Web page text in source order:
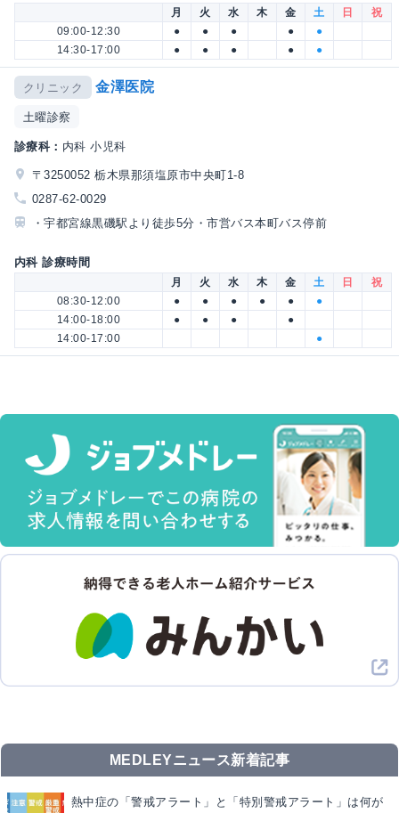
月 火 水 木 金 土 日
祝
09:00-12:30
● ● ● ●
●
14:30-17:00
● ● ● ● ●
クリニック 金澤医院
土曜診察
診療科： 内科 小児科
〒3250052 栃木県那須塩原市中央町1-8
0287-62-0029
・宇都宮線黒磯駅より徒歩5分・市営バス本町バス停前
内科 診療時間
月 火 水 木 金 土 日
祝
08:30-12:00
● ● ● ● ●
●
14:00-18:00
● ● ●
●
14:00-17:00
●
MEDLEYニュース新着記事
熱中症の「警戒アラート」と「特別警戒アラート」は何が